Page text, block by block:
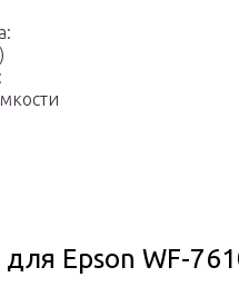
Epson WF-